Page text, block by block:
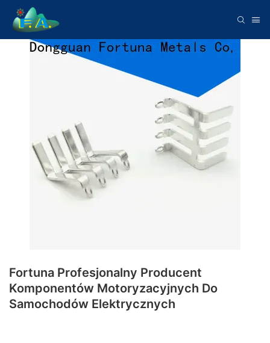
Fortuna Profesjonalny Producent
Komponentów Motoryzacyjnych Do
Samochodów Elektrycznych